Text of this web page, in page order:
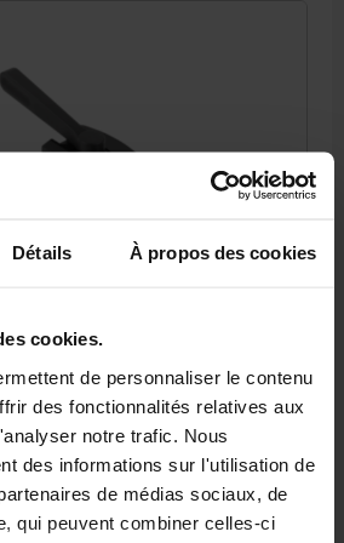
Détails À propos des cookies
cookies.
de personnaliser le contenu
des fonctionnalités relatives aux
notre trafic. Nous
des informations sur l'utilisation de
de médias sociaux, de
qui peuvent combiner celles-ci
PLAT AVEC EXCENTRIQUE, À
FORME:C, S=2, F=6, ACIER DE
BRUNI COMP:ACIER DE
S=2
FORCE DE SERRAGE KN=6
B3=55
D1=19 D2=M5X5 HAUTEUR=15
H5=30 H7=18
LONGUEUR=50
FORCE MANUELLE FH N=280